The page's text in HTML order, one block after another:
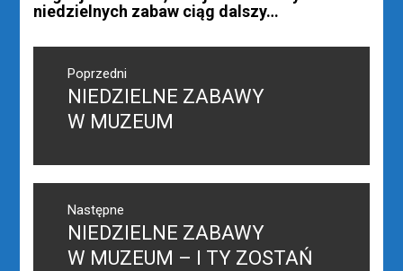
niedzielnych zabaw ciąg dalszy…
Nawigacja
wpisuPoprzedni
Poprzedni
wpis:
NIEDZIELNE ZABAWY
W MUZEUM
Następne
Następny
post:
NIEDZIELNE ZABAWY
W MUZEUM – I TY ZOSTAŃ